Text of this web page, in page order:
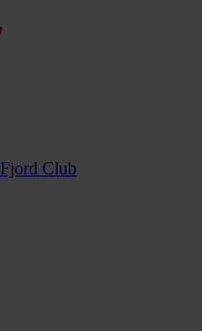
Fjord Club